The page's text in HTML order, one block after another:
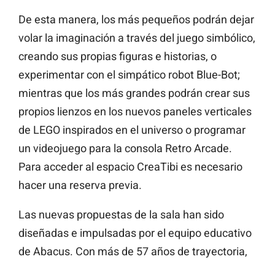
De esta manera, los más pequeños podrán dejar
volar la imaginación a través del juego simbólico,
creando sus propias figuras e historias, o
experimentar con el simpático robot Blue-Bot;
mientras que los más grandes podrán crear sus
propios lienzos en los nuevos paneles verticales
de LEGO inspirados en el universo o programar
un videojuego para la consola Retro Arcade.
Para acceder al espacio CreaTibi es necesario
hacer una reserva previa.
Las nuevas propuestas de la sala han sido
diseñadas e impulsadas por el equipo educativo
de Abacus. Con más de 57 años de trayectoria,